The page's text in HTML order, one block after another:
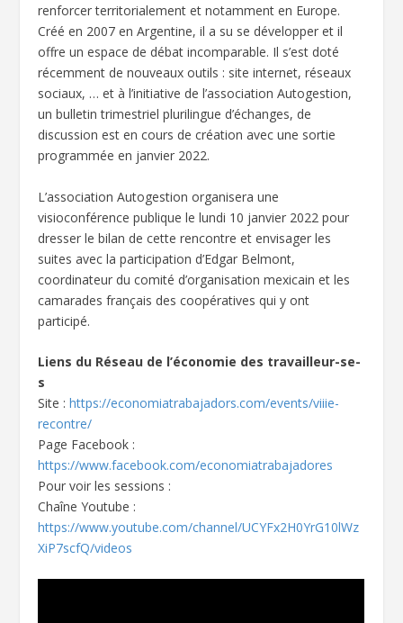
renforcer territorialement et notamment en Europe.
Créé en 2007 en Argentine, il a su se développer et il
offre un espace de débat incomparable. Il s’est doté
récemment de nouveaux outils : site internet, réseaux
sociaux, … et à l’initiative de l’association Autogestion,
un bulletin trimestriel plurilingue d’échanges, de
discussion est en cours de création avec une sortie
programmée en janvier 2022.
L’association Autogestion organisera une
visioconférence publique le lundi 10 janvier 2022 pour
dresser le bilan de cette rencontre et envisager les
suites avec la participation d’Edgar Belmont,
coordinateur du comité d’organisation mexicain et les
camarades français des coopératives qui y ont
participé.
Liens du Réseau de l’économie des travailleur-se-
s
Site :https://economiatrabajadors.com/events/viiie-
recontre/
Page Facebook :
https://www.facebook.com/economiatrabajadores
Pour voir les sessions :
Chaîne Youtube :
https://www.youtube.com/channel/UCYFx2H0YrG10lWz
XiP7scfQ/videos